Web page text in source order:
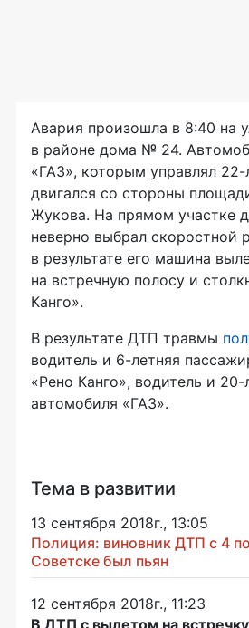
Авария произошла в 8:40 на
в районе дома № 24.
«ГАЗ», которым управлял 22-
двигался со стороны
Жукова. На прямом участке
неверно выбрал скоростной
в результате его машина
на встречную полосу и
Канго».
В результате ДТП травмы
водитель и 6-летняя
«Рено Канго», водитель и 20-
автомобиля «ГАЗ».
Тема в развитии
13 сентября 2018г., 13:05
Полиция: виновник ДТП с 4
Советске был пьян
12 сентября 2018г., 11:23